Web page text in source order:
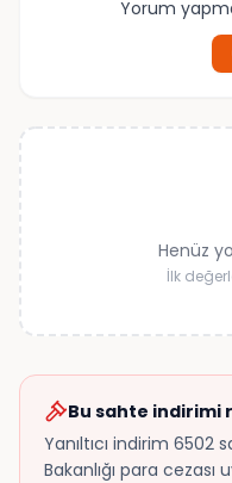
Yorum
Henüz
İlk
Bu sahte indirimi
Yanıltıcı indirim 6502
Bakanlığı para cezası